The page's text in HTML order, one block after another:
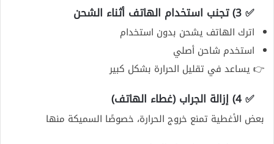
✅ 3) تجنب استخدام الهاتف أثناء الشحن
اترك الهاتف يشحن بدون استخدام
استخدم شاحن أصلي
👉 يساعد في تقليل الحرارة بشكل كبير
✅ 4) إزالة الجراب (غطاء الهاتف)
بعض الأغطية تمنع خروج الحرارة، خصوصًا السميكة منها